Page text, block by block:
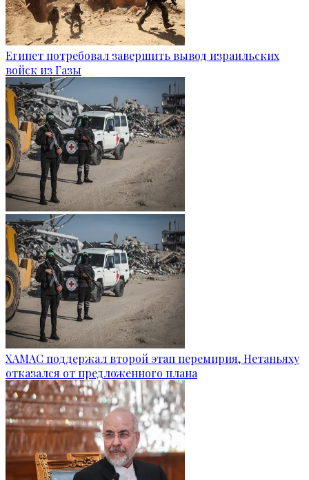
Египет потребовал завершить вывод израильских
войск из Газы
ХАМАС поддержал второй этап перемирия, Нетаньяху
отказался от предложенного плана